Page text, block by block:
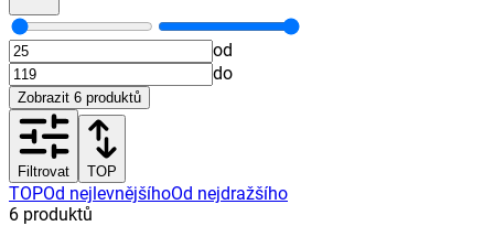
od
do
Zobrazit 6 produktů
Filtrovat TOP
TOPOd nejlevnějšíhoOd nejdražšího
6 produktů